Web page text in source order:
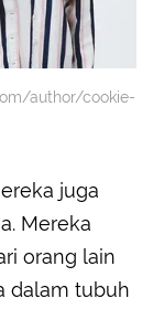
author/cookie-
juga
Mereka
orang lain
dalam tubuh